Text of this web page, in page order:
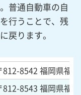
普通自動車の自
行うことで、残
戻ります。
812-8542 福岡県福
812-8543 福岡県福